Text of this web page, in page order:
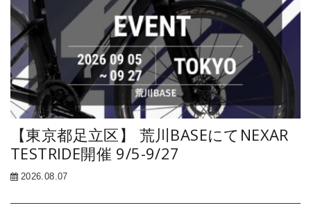
【東京都足立区】 荒川BASEにてNEXAR
TESTRIDE開催 9/5-9/27
2026.08.07